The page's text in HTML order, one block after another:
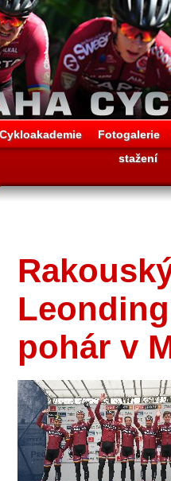
Cykloakademie
Fotogalerie
stažení
pohár v